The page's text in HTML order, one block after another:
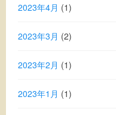
2023年4月 (1)
2023年3月 (2)
2023年2月 (1)
2023年1月 (1)